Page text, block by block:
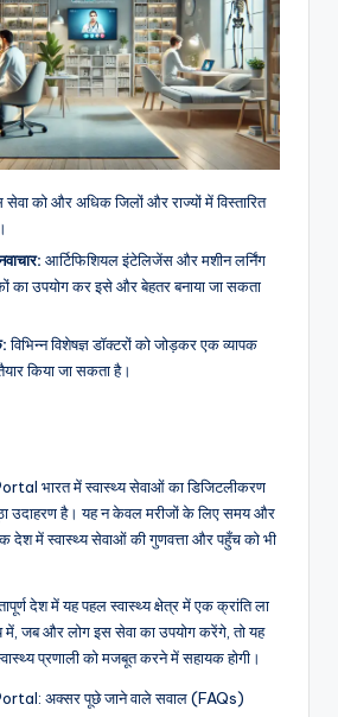
सेवा को और अधिक जिलों और राज्यों में विस्तारित
आर्टिफिशियल इंटेलिजेंस और मशीन लर्निंग
का उपयोग कर इसे और बेहतर बनाया जा सकता
विभिन्न विशेषज्ञ डॉक्टरों को जोड़कर एक व्यापक
किया जा सकता है।
भारत में स्वास्थ्य सेवाओं का डिजिटलीकरण
उदाहरण है। यह न केवल मरीजों के लिए समय और
देश में स्वास्थ्य सेवाओं की गुणवत्ता और पहुँच को भी
देश में यह पहल स्वास्थ्य क्षेत्र में एक क्रांति ला
जब और लोग इस सेवा का उपयोग करेंगे, तो यह
प्रणाली को मजबूत करने में सहायक होगी।
अक्सर पूछे जाने वाले सवाल (FAQs)